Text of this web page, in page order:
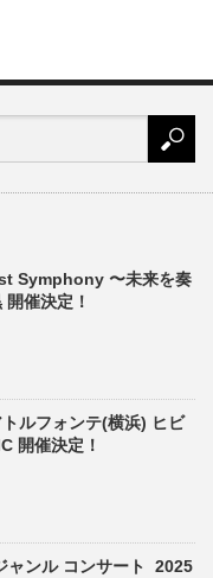
Symphony 〜未来を奏
催決定！
ルフォンテ(横浜) ヒビ
開催決定！
ャンル コンサート 2025